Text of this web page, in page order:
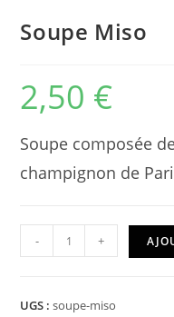
Soupe Miso
2,50 €
Soupe composée
champignon de
quantité
de
Miso
- +
UGS :soupe-miso